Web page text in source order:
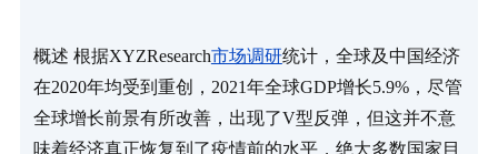
概述 根据XYZResearch市场调研统计，全球及中国经济
在2020年均受到重创，2021年全球GDP增长5.9%，尽管
全球增长前景有所改善，出现了V型反弹，但这并不意
味着经济真正恢复到了疫情前的水平，绝大多数国家目